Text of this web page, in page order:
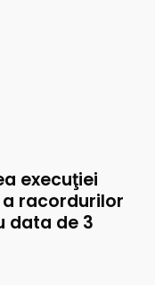
execuţiei
racordurilor
data de 3